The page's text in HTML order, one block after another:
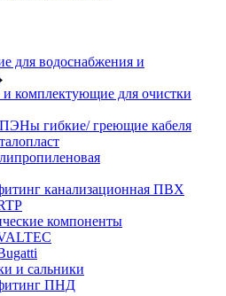
для водоснабжения и
комплектующие для очистки
гибкие/ греющие кабеля
канализационная ПВХ
компоненты
и сальники
ПНД